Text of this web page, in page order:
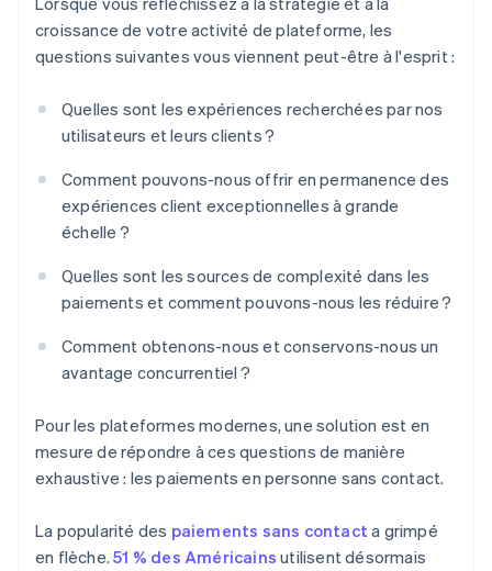
en personne à grande échelle
croissance de votre activité de plateforme, les
questions suivantes vous viennent peut-être à l'esprit :
Quelles sont les expériences recherchées par nos
utilisateurs et leurs clients ?
Comment pouvons-nous offrir en permanence des
expériences client exceptionnelles à grande
échelle ?
Quelles sont les sources de complexité dans les
paiements et comment pouvons-nous les réduire ?
Comment obtenons-nous et conservons-nous un
avantage concurrentiel ?
Pour les plateformes modernes, une solution est en
mesure de répondre à ces questions de manière
exhaustive : les paiements en personne sans contact.
La popularité des paiements sans contact a grimpé
en flèche.51 % des Américains utilisent désormais